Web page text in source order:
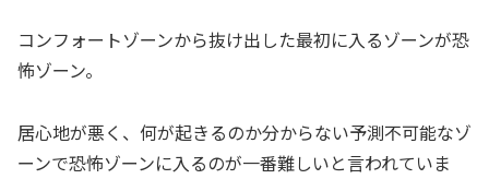
コンフォートゾーンから抜け出した最初に入るゾーンが恐
怖ゾーン。
居心地が悪く、何が起きるのか分からない予測不可能なゾ
ーンで恐怖ゾーンに入るのが一番難しいと言われていま